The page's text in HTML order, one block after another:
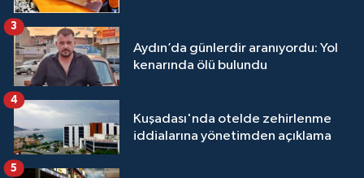
Aydın’da günlerdir aranıyordu: Yol
kenarında ölü bulundu
3
Kuşadası'nda otelde zehirlenme
iddialarına yönetimden açıklama
4
5